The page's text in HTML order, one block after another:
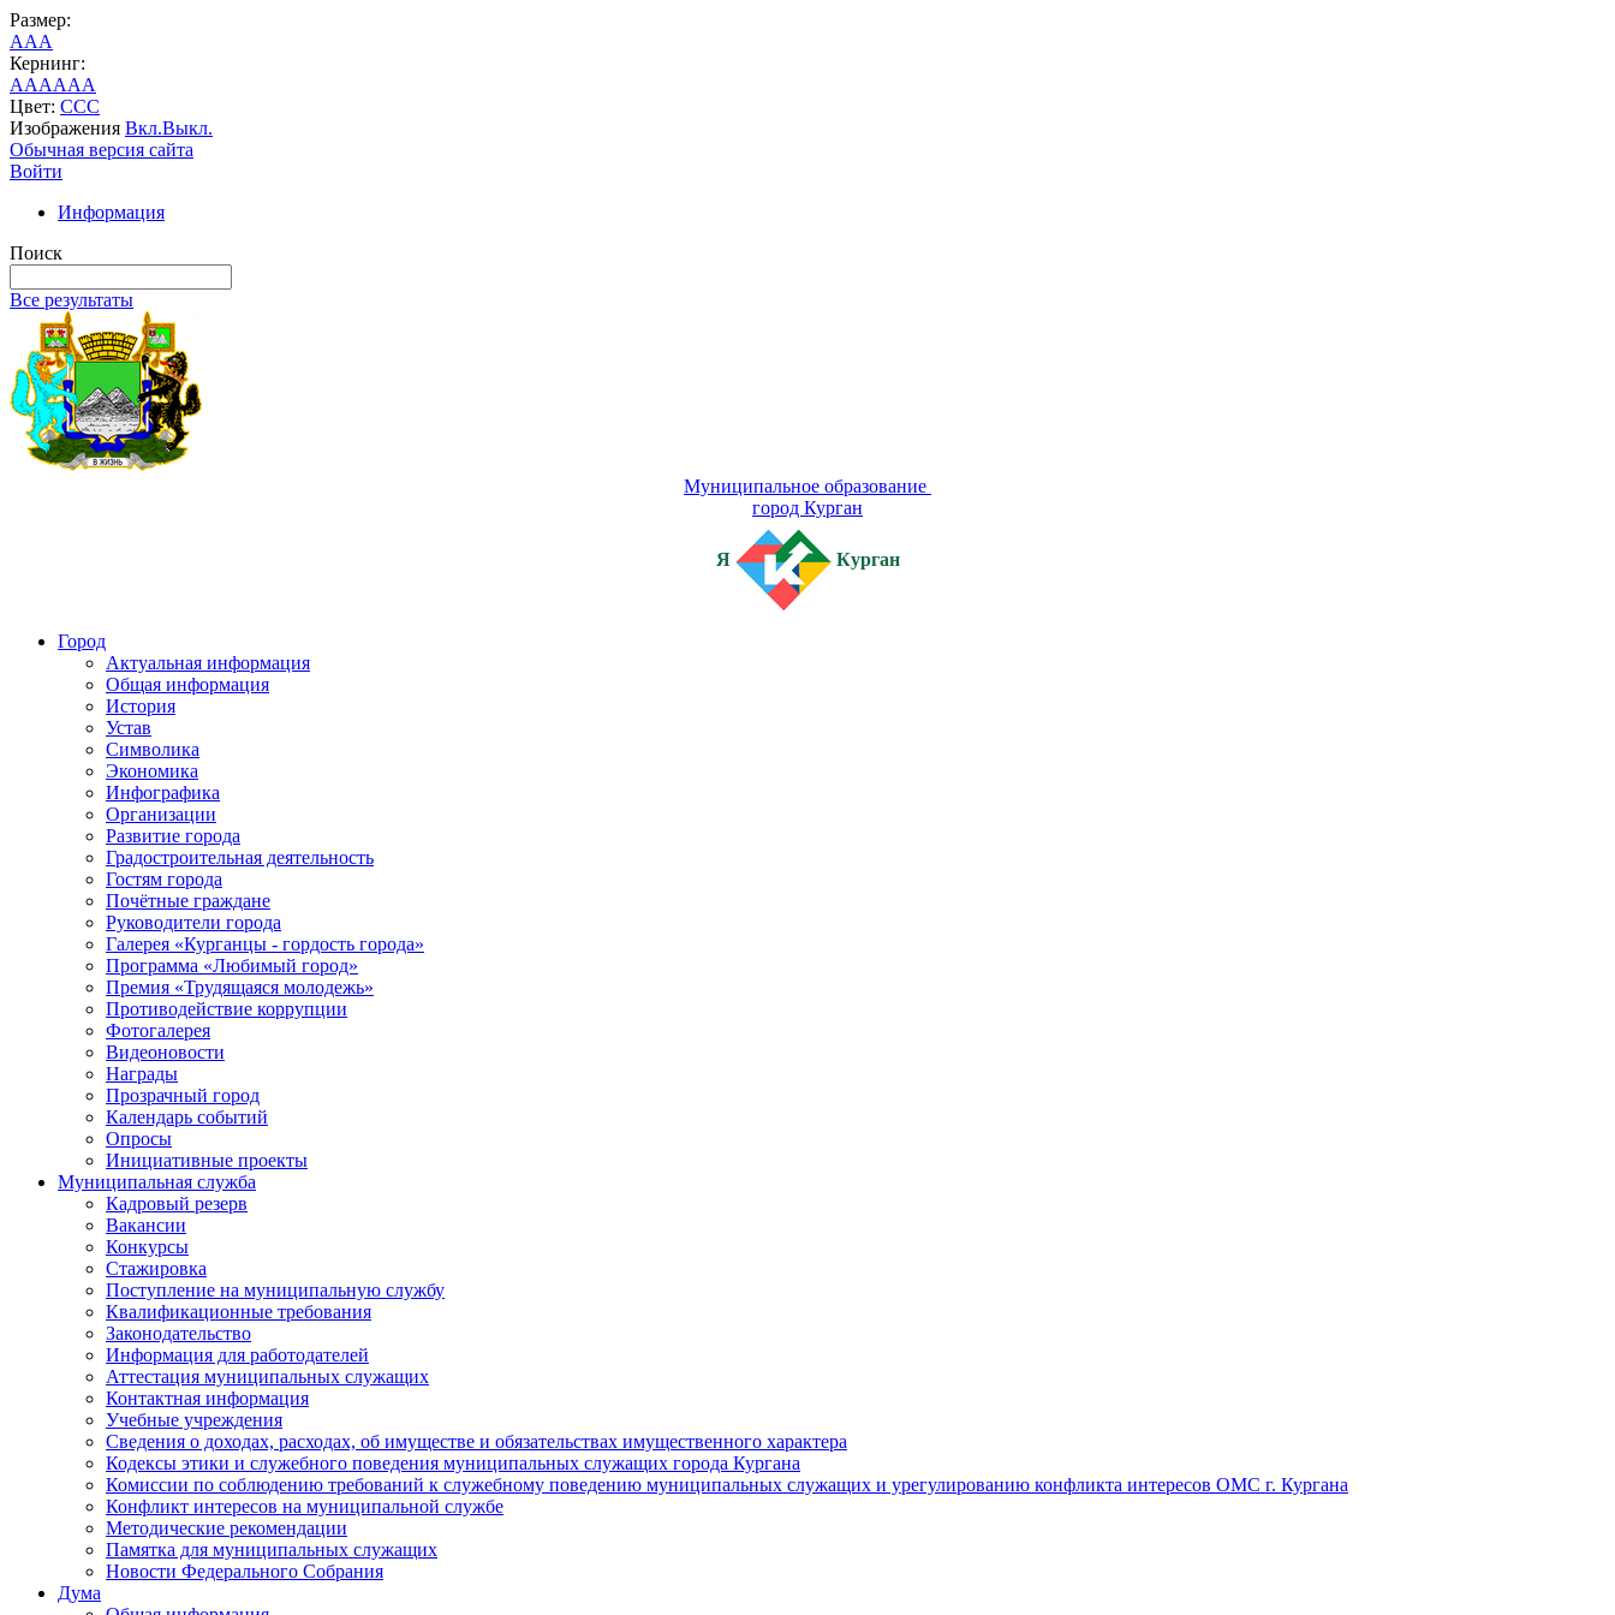
Размер:
AAA
Кернинг:
AAAAAA
Цвет: CCC
Изображения Вкл.Выкл.
Обычная версия сайта
Войти
Информация
Поиск
Все результаты
Муниципальное образование
город Курган
Я Курган
Город
Актуальная информация
Общая информация
История
Устав
Символика
Экономика
Инфографика
Организации
Развитие города
Градостроительная деятельность
Гостям города
Почётные граждане
Руководители города
Галерея «Курганцы - гордость города»
Программа «Любимый город»
Премия «Трудящаяся молодежь»
Противодействие коррупции
Фотогалерея
Видеоновости
Награды
Прозрачный город
Календарь событий
Опросы
Инициативные проекты
Муниципальная служба
Кадровый резерв
Вакансии
Конкурсы
Стажировка
Поступление на муниципальную службу
Квалификационные требования
Законодательство
Информация для работодателей
Аттестация муниципальных служащих
Контактная информация
Учебные учреждения
Сведения о доходах, расходах, об имуществе и обязательствах имущественного характера
Кодексы этики и служебного поведения муниципальных служащих города Кургана
Комиссии по соблюдению требований к служебному поведению муниципальных служащих и урегулированию конфликта интересов ОМС г. Кургана
Конфликт интересов на муниципальной службе
Методические рекомендации
Памятка для муниципальных служащих
Новости Федерального Cобрания
Дума